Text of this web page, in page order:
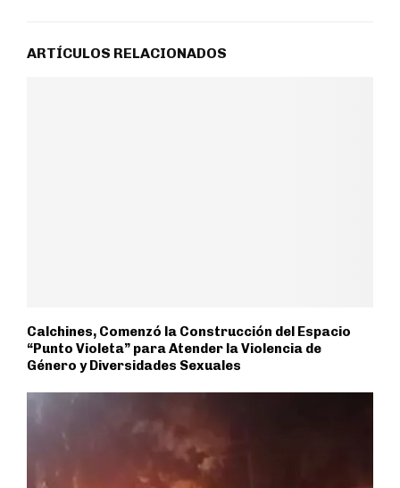
ARTÍCULOS RELACIONADOS
Calchines, Comenzó la Construcción del Espacio
“Punto Violeta” para Atender la Violencia de
Género y Diversidades Sexuales